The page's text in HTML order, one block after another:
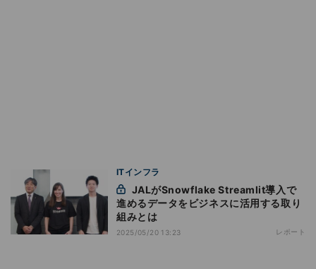
ITインフラ
進めるデータをビジネスに活用する取り
組みとは
2025/05/20 13:23 レポート